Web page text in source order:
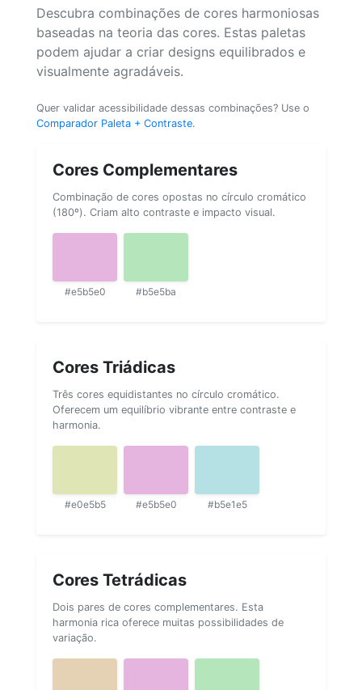
Descubra combinações de cores harmoniosas
baseadas na teoria das cores. Estas paletas
podem ajudar a criar designs equilibrados e
visualmente agradáveis.
Quer validar acessibilidade dessas combinações? Use o
Comparador Paleta + Contraste.
Cores Complementares
Combinação de cores opostas no círculo cromático
(180º). Criam alto contraste e impacto visual.
#e5b5e0 #b5e5ba
Cores Triádicas
Três cores equidistantes no círculo cromático.
Oferecem um equilíbrio vibrante entre contraste e
harmonia.
#e0e5b5 #e5b5e0 #b5e1e5
Cores Tetrádicas
Dois pares de cores complementares. Esta
harmonia rica oferece muitas possibilidades de
variação.